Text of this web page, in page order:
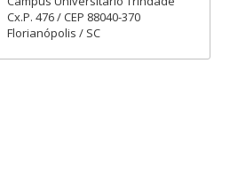
Cx.P. 476 / CEP 88040-370
Florianópolis / SC